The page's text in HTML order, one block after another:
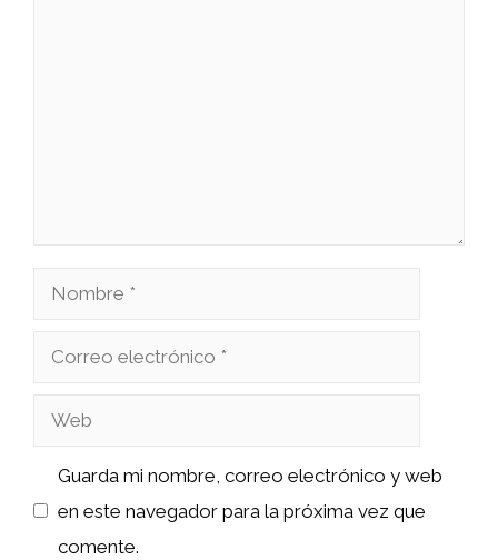
Nombre
Correo
Web
Guarda mi nombre, correo electrónico y web
en este navegador para la próxima vez que
comente.